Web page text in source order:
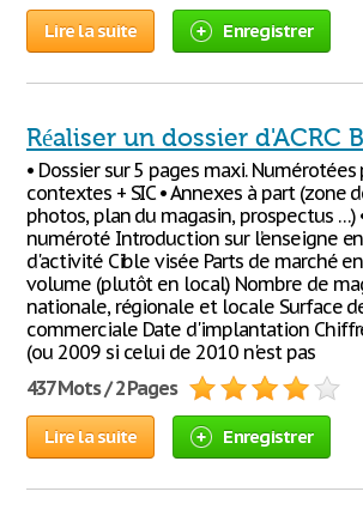
Lire la suite Enregistrer
Réaliser un dossier d'ACRC
• Dossier sur 5 pages maxi. Numérotées
contextes + SIC • Annexes à part (zone
photos, plan du magasin, prospectus …)
numéroté Introduction sur l’enseigne
d'activité Cible visée Parts de marché
volume (plutôt en local) Nombre de
nationale, régionale et locale Surface
commerciale Date d'implantation
(ou 2009 si celui de 2010 n'est pas
437 Mots / 2 Pages
Lire la suite Enregistrer